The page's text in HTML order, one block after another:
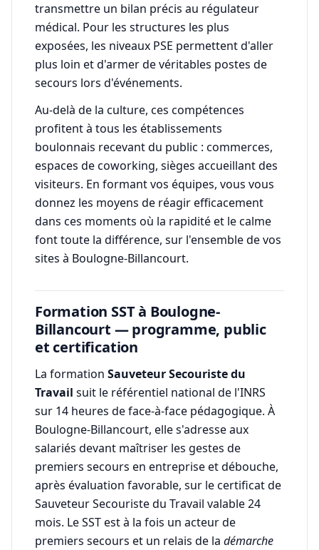
transmettre un bilan précis au régulateur
médical. Pour les structures les plus
exposées, les niveaux PSE permettent d'aller
plus loin et d'armer de véritables postes de
secours lors d'événements.
Au-delà de la culture, ces compétences
profitent à tous les établissements
boulonnais recevant du public : commerces,
espaces de coworking, sièges accueillant des
visiteurs. En formant vos équipes, vous vous
donnez les moyens de réagir efficacement
dans ces moments où la rapidité et le calme
font toute la différence, sur l'ensemble de vos
sites à Boulogne-Billancourt.
Formation SST à Boulogne-
Billancourt — programme, public
et certification
La formation Sauveteur Secouriste du
Travail suit le référentiel national de l'INRS
sur 14 heures de face-à-face pédagogique. À
Boulogne-Billancourt, elle s'adresse aux
salariés devant maîtriser les gestes de
premiers secours en entreprise et débouche,
après évaluation favorable, sur le certificat de
Sauveteur Secouriste du Travail valable 24
mois. Le SST est à la fois un acteur de
premiers secours et un relais de la démarche